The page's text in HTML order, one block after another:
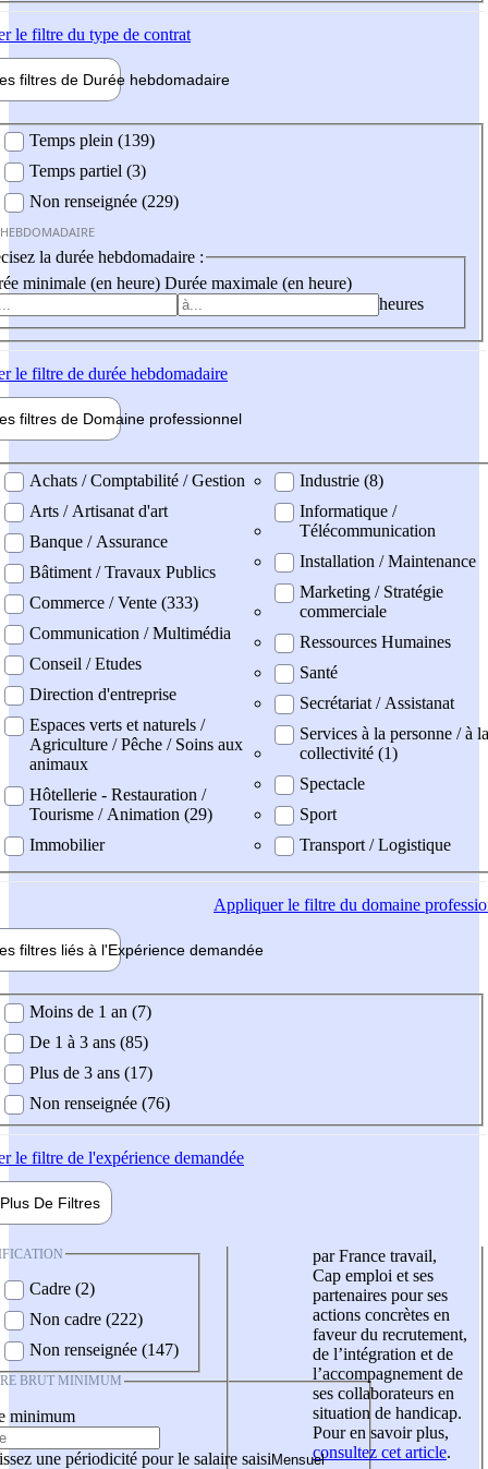
le filtre du type de contrat
filtres de Durée hebdomadaire
Temps plein (139)
Temps partiel (3)
Non renseignée (229)
la durée hebdomadaire :
minimale (en heure) Durée maximale (en heure)
heures
le filtre de durée hebdomadaire
filtres de Domaine professionnel
professionel
Achats / Comptabilité / Gestion
Arts / Artisanat d'art
Banque / Assurance
Bâtiment / Travaux Publics
Commerce / Vente (333)
Communication / Multimédia
Conseil / Etudes
Direction d'entreprise
Espaces verts et naturels /
Agriculture / Pêche / Soins aux
animaux
Hôtellerie - Restauration /
Tourisme / Animation (29)
Immobilier
Industrie (8)
Informatique /
Télécommunication
Installation / Maintenance
Marketing / Stratégie
commerciale
Ressources Humaines
Santé
Secrétariat / Assistanat
Services à la personne / à la
collectivité (1)
Spectacle
Sport
Transport / Logistique
Appliquerle filtre du domaine
filtres liés à l'Expérience demandée
demandée
Moins de 1 an (7)
De 1 à 3 ans (85)
Plus de 3 ans (17)
Non renseignée (76)
le filtre de l'expérience demandée
Plus De Filtres
Cadre (2)
Non cadre (222)
Non renseignée (147)
BRUT MINIMUM
minimum
une périodicité pour le salaire saisi
par France travail,
Cap emploi et ses
partenaires pour ses
actions concrètes en
faveur du recrutement,
de l’intégration et de
l’accompagnement de
ses collaborateurs en
situation de handicap.
Pour en savoir plus,
consultez cet article.